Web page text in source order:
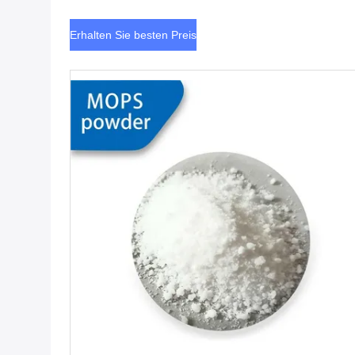
Erhalten Sie besten Preis